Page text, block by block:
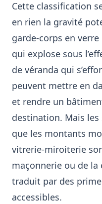
Cette classification
en rien la gravité
garde-corps en
qui explose sous
de véranda qui
peuvent mettre en
et rendre un
destination. Mais
que les montants
vitrerie-miroiterie
maçonnerie ou de la
traduit par des
accessibles.